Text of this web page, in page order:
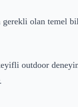
olan temel
outdoor